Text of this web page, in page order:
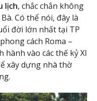
lịch, chắc chắn không
Có thể nói, đây là
đời lớn nhất tại TP
cách Roma –
vào các thế kỷ XI
xây dựng nhà thờ